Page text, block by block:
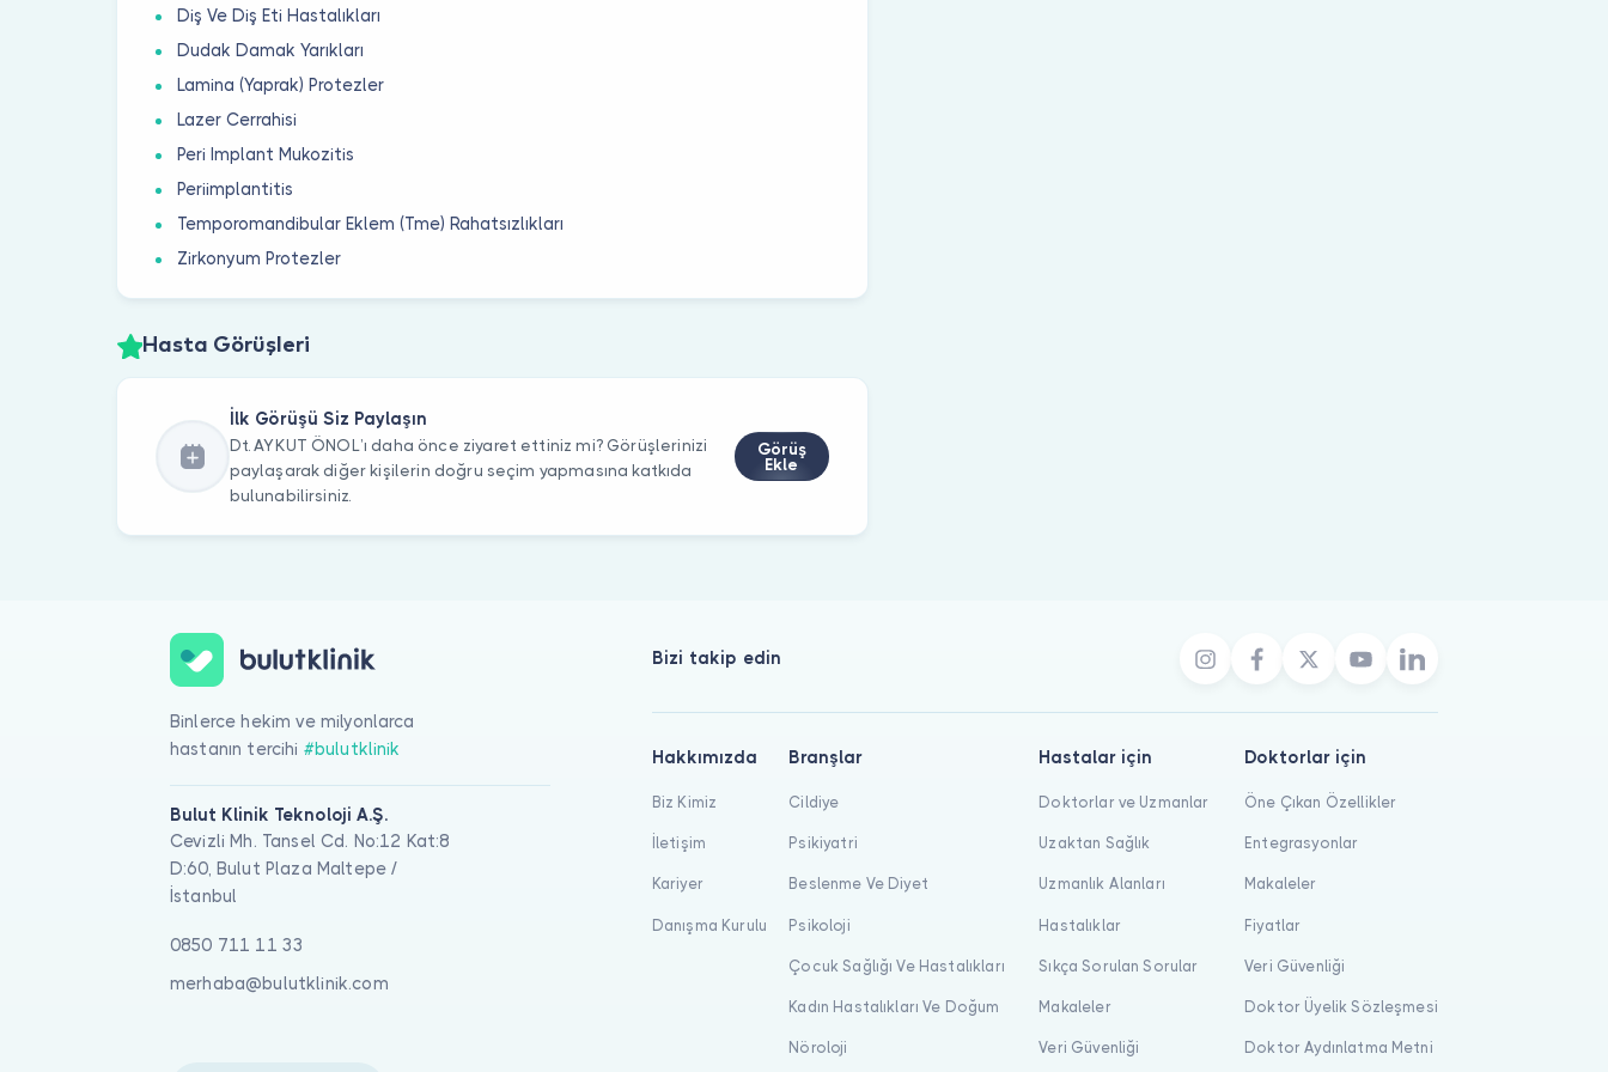
Diş Ve Diş Eti Hastalıkları
Dudak Damak Yarıkları
Lamina (Yaprak) Protezler
Lazer Cerrahisi
Peri Implant Mukozitis
Periimplantitis
Temporomandibular Eklem (Tme) Rahatsızlıkları
Zirkonyum Protezler
Hasta Görüşleri
İlk Görüşü Siz Paylaşın
Dt. AYKUT ÖNOL’ı daha önce ziyaret ettiniz mi? Görüşlerinizi
paylaşarak diğer kişilerin doğru seçim yapmasına katkıda
bulunabilirsiniz.
Görüş
Ekle
Binlerce hekim ve milyonlarca
hastanın tercihi #bulutklinik
Bulut Klinik Teknoloji A.Ş.
Cevizli Mh. Tansel Cd. No:12 Kat:8
D:60, Bulut Plaza Maltepe /
İstanbul
0850 711 11 33
merhaba@bulutklinik.com
Bizi takip edin
Hakkımızda
Biz Kimiz
İletişim
Kariyer
Danışma Kurulu
Branşlar
Cildiye
Psikiyatri
Beslenme Ve Diyet
Psikoloji
Çocuk Sağlığı Ve Hastalıkları
Kadın Hastalıkları Ve Doğum
Nöroloji
Hastalar için
Doktorlar ve Uzmanlar
Uzaktan Sağlık
Uzmanlık Alanları
Hastalıklar
Sıkça Sorulan Sorular
Makaleler
Veri Güvenliği
Doktorlar için
Öne Çıkan Özellikler
Entegrasyonlar
Makaleler
Fiyatlar
Veri Güvenliği
Doktor Üyelik Sözleşmesi
Doktor Aydınlatma Metni